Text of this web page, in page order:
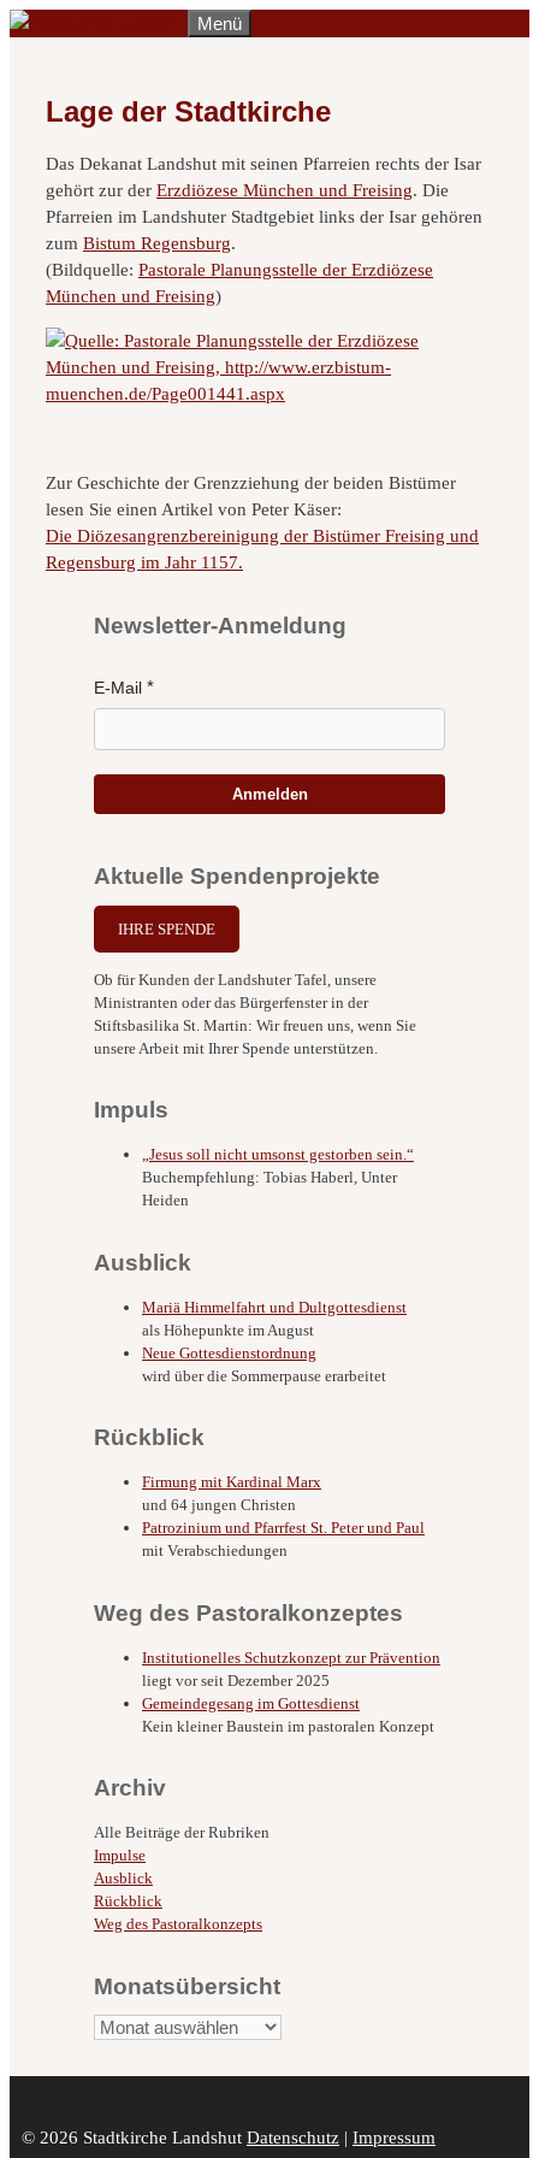
Zum
Menü
Lage der Stadtkirche
Das Dekanat Landshut mit seinen Pfarreien rechts der Isar
gehört zur der Erzdiözese München und Freising. Die
Pfarreien im Landshuter Stadtgebiet links der Isar gehören
zum Bistum Regensburg.
(Bildquelle: Pastorale Planungsstelle der Erzdiözese
München und Freising)
Zur Geschichte der Grenzziehung der beiden Bistümer
lesen Sie einen Artikel von Peter Käser:
Die Diözesangrenzbereinigung der Bistümer Freising und
Regensburg im Jahr 1157.
Newsletter-Anmeldung
E-Mail
Anmelden
Aktuelle Spendenprojekte
IHRE SPENDE
Ob für Kunden der Landshuter Tafel, unsere
Ministranten oder das Bürgerfenster in der
Stiftsbasilika St. Martin: Wir freuen uns, wenn Sie
unsere Arbeit mit Ihrer Spende unterstützen.
Impuls
„Jesus soll nicht umsonst gestorben sein.“
Buchempfehlung: Tobias Haberl, Unter
Heiden
Ausblick
Mariä Himmelfahrt und Dultgottesdienst
als Höhepunkte im August
Neue Gottesdienstordnung
wird über die Sommerpause erarbeitet
Rückblick
Firmung mit Kardinal Marx
und 64 jungen Christen
Patrozinium und Pfarrfest St. Peter und Paul
mit Verabschiedungen
Weg des Pastoralkonzeptes
Institutionelles Schutzkonzept zur Prävention
liegt vor seit Dezember 2025
Gemeindegesang im Gottesdienst
Kein kleiner Baustein im pastoralen Konzept
Archiv
Alle Beiträge der Rubriken
Impulse
Ausblick
Rückblick
Weg des Pastoralkonzepts
Monatsübersicht
Monatsübersicht
© 2026 Stadtkirche Landshut Datenschutz | Impressum